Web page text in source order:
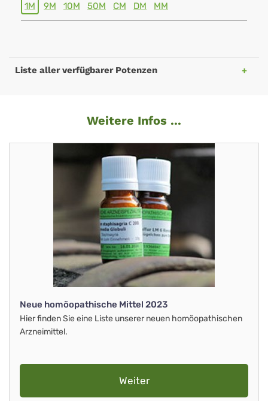
1M 9M 10M 50M CM DM MM
Liste aller verfügbarer Potenzen
Weitere Infos ...
Neue homöopathische Mittel 2023
Hier finden Sie eine Liste unserer neuen homöopathischen
Arzneimittel.
Weiter